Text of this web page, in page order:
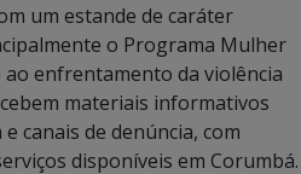
um estande de caráter
o Programa Mulher
enfrentamento da violência
materiais informativos
canais de denúncia, com
disponíveis em Corumbá.